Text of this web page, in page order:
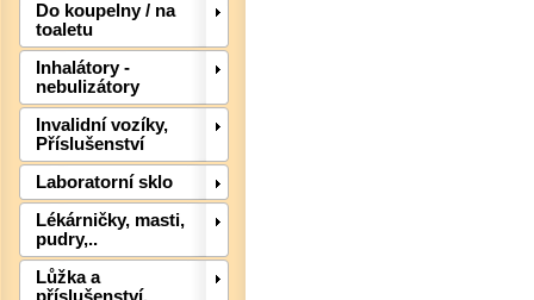
Do koupelny / na
toaletu
Inhalátory -
nebulizátory
Invalidní vozíky,
Příslušenství
Laboratorní sklo
Lékárničky, masti,
pudry,..
Lůžka a